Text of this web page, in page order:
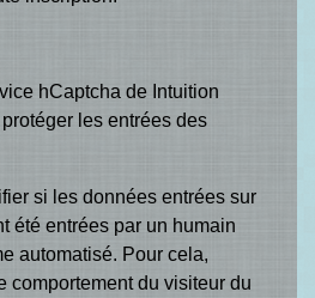
hCaptcha de Intuition
les entrées des
si les données entrées sur
été entrées par un humain
automatisé. Pour cela,
comportement du visiteur du